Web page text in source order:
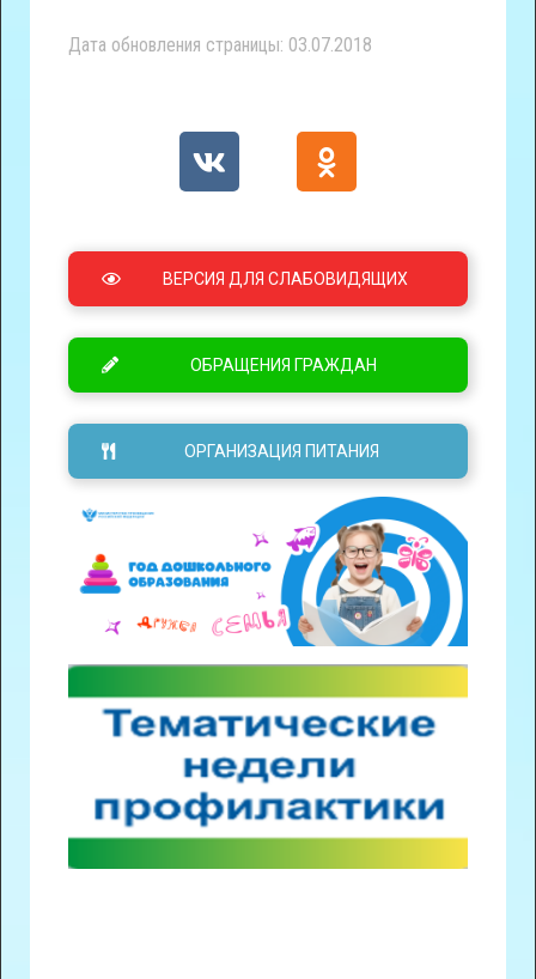
Дата обновления страницы: 03.07.2018
ВЕРСИЯ ДЛЯ СЛАБОВИДЯЩИХ
ОБРАЩЕНИЯ ГРАЖДАН
ОРГАНИЗАЦИЯ ПИТАНИЯ